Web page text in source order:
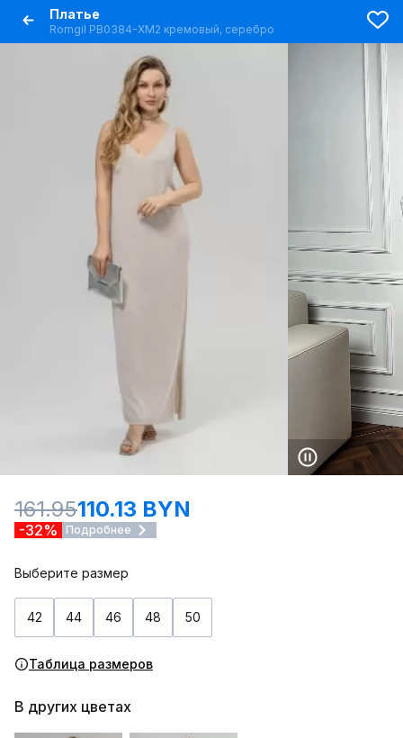
Платье
Romgil РВ0384-ХМ2 кремовый, серебро
161.95110.13 BYN
-32% Подробнее
Выберите размер
42 44 46 48 50
Таблица размеров
В других цветах